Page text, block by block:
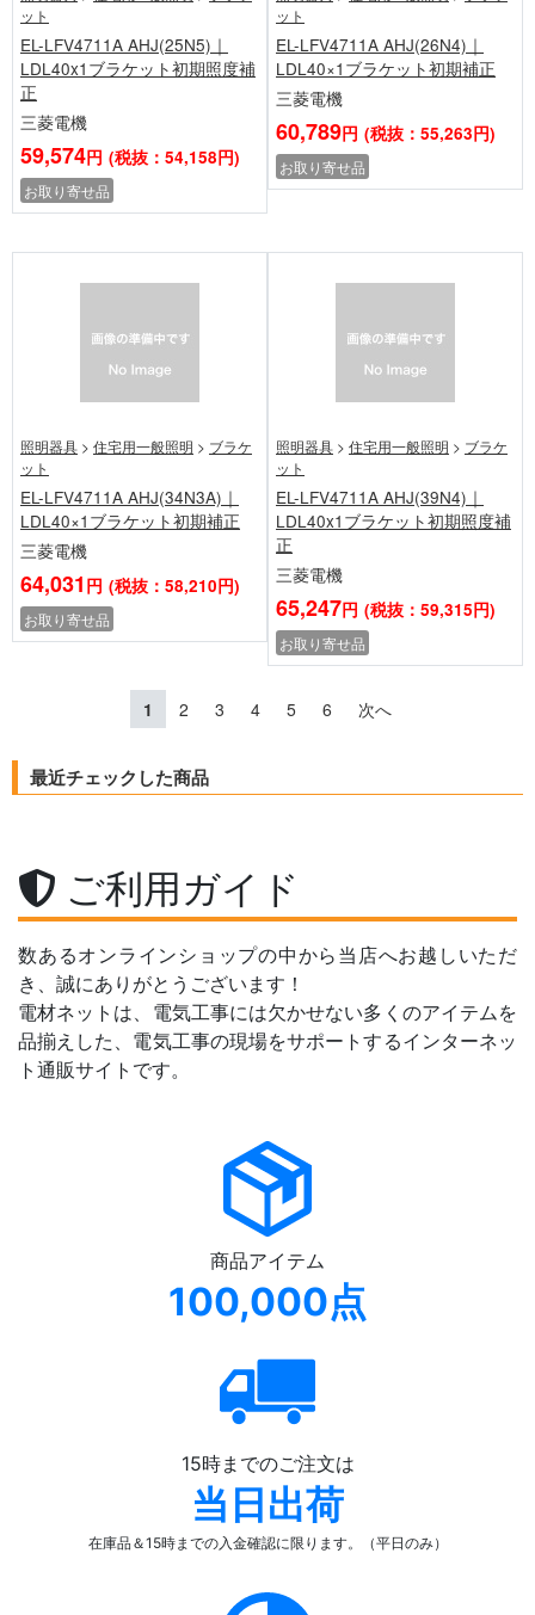
ット
EL-LFV4711A AHJ(25N5)｜
LDL40x1ブラケット初期照度補
正
三菱電機
59,574円 (税抜：54,158円)
お取り寄せ品
ット
EL-LFV4711A AHJ(26N4)｜
LDL40×1ブラケット初期補正
三菱電機
60,789円 (税抜：55,263円)
お取り寄せ品
照明器具 > 住宅用一般照明 > ブラケ
ット
EL-LFV4711A AHJ(34N3A)｜
LDL40×1ブラケット初期補正
三菱電機
64,031 円 (税抜：58,210円)
お取り寄せ品
照明器具 > 住宅用一般照明 > ブラケ
ット
EL-LFV4711A AHJ(39N4)｜
LDL40x1ブラケット初期照度補
正
三菱電機
65,247円 (税抜：59,315円)
お取り寄せ品
1 2 3 4 5 6 次へ
最近チェックした商品
ご利用ガイド
数あるオンラインショップの中から当店へお越しいただ
き、誠にありがとうございます！
電材ネットは、電気工事には欠かせない多くのアイテムを
品揃えした、電気工事の現場をサポートするインターネッ
ト通販サイトです。
商品アイテム
100,000点
15時までのご注文は
当日出荷
在庫品＆15時までの入金確認に限ります。（平日のみ）